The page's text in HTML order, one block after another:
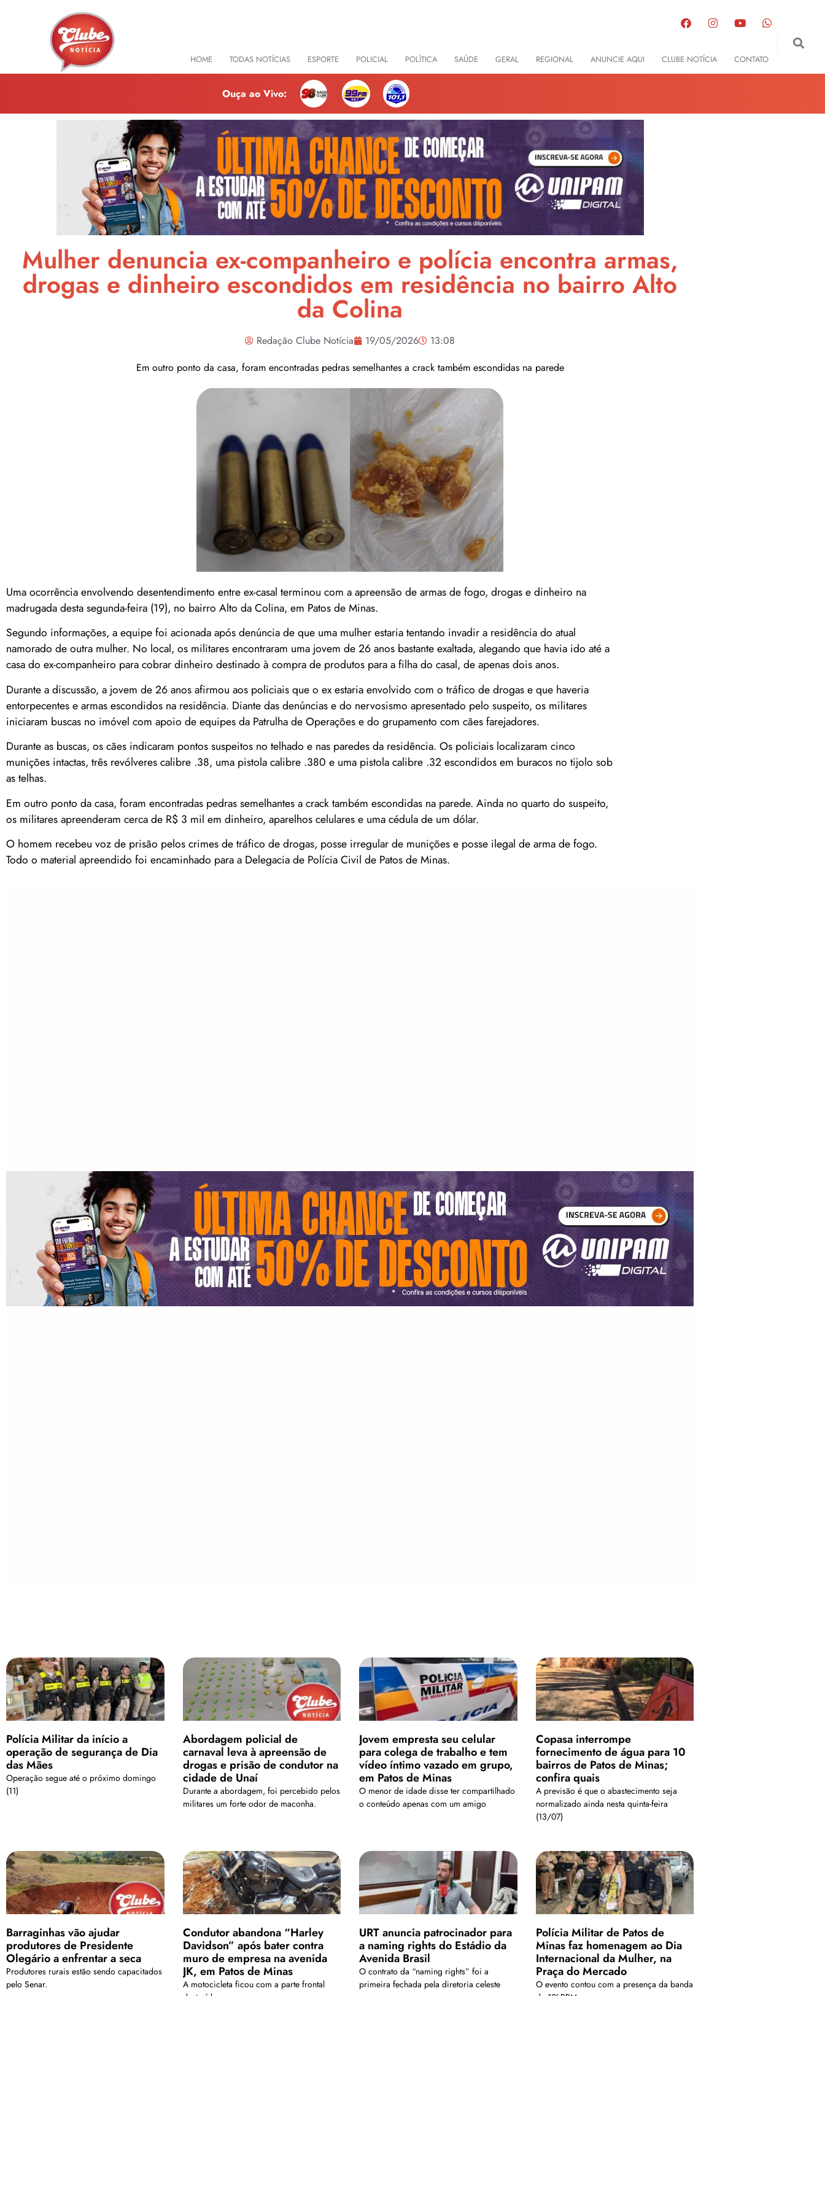
HOME TODAS NOTÍCIAS ESPORTE POLICIAL POLÍTICA SAÚDE GERAL REGIONAL ANUNCIE AQUI CLUBE NOTÍCIA CONTATO
Ouça ao Vivo:
Mulher denuncia ex-companheiro e polícia encontra armas,
drogas e dinheiro escondidos em residência no bairro Alto
da Colina
Redação Clube Notícia 19/05/2026
13:08
Em outro ponto da casa, foram encontradas pedras semelhantes a crack também escondidas na parede
Uma ocorrência envolvendo desentendimento entre ex-casal terminou com a apreensão de armas de fogo, drogas e dinheiro na
madrugada desta segunda-feira (19), no bairro Alto da Colina, em Patos de Minas.
Segundo informações, a equipe foi acionada após denúncia de que uma mulher estaria tentando invadir a residência do atual
namorado de outra mulher. No local, os militares encontraram uma jovem de 26 anos bastante exaltada, alegando que havia ido até a
casa do ex-companheiro para cobrar dinheiro destinado à compra de produtos para a filha do casal, de apenas dois anos.
Durante a discussão, a jovem de 26 anos afirmou aos policiais que o ex estaria envolvido com o tráfico de drogas e que haveria
entorpecentes e armas escondidos na residência. Diante das denúncias e do nervosismo apresentado pelo suspeito, os militares
iniciaram buscas no imóvel com apoio de equipes da Patrulha de Operações e do grupamento com cães farejadores.
Durante as buscas, os cães indicaram pontos suspeitos no telhado e nas paredes da residência. Os policiais localizaram cinco
munições intactas, três revólveres calibre .38, uma pistola calibre .380 e uma pistola calibre .32 escondidos em buracos no tijolo sob
as telhas.
Em outro ponto da casa, foram encontradas pedras semelhantes a crack também escondidas na parede. Ainda no quarto do suspeito,
os militares apreenderam cerca de R$ 3 mil em dinheiro, aparelhos celulares e uma cédula de um dólar.
O homem recebeu voz de prisão pelos crimes de tráfico de drogas, posse irregular de munições e posse ilegal de arma de fogo.
Todo o material apreendido foi encaminhado para a Delegacia de Polícia Civil de Patos de Minas.
Polícia Militar da início a
operação de segurança de Dia
das Mães
Operação segue até o próximo domingo
(11)
Abordagem policial de
carnaval leva à apreensão de
drogas e prisão de condutor na
cidade de Unaí
Durante a abordagem, foi percebido pelos
militares um forte odor de maconha.
Jovem empresta seu celular
para colega de trabalho e tem
vídeo íntimo vazado em grupo,
em Patos de Minas
O menor de idade disse ter compartilhado
o conteúdo apenas com um amigo
Copasa interrompe
fornecimento de água para 10
bairros de Patos de Minas;
confira quais
A previsão é que o abastecimento seja
normalizado ainda nesta quinta-feira
(13/07)
Barraginhas vão ajudar
produtores de Presidente
Olegário a enfrentar a seca
Produtores rurais estão sendo capacitados
pelo Senar.
Condutor abandona “Harley
Davidson” após bater contra
muro de empresa na avenida
JK, em Patos de Minas
A motocicleta ficou com a parte frontal
destruída
URT anuncia patrocinador para
a naming rights do Estádio da
Avenida Brasil
O contrato da “naming rights” foi a
primeira fechada pela diretoria celeste
Polícia Militar de Patos de
Minas faz homenagem ao Dia
Internacional da Mulher, na
Praça do Mercado
O evento contou com a presença da banda
da 10ª RPM